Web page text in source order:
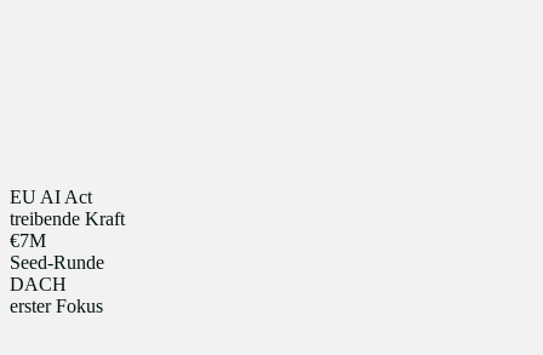
EU AI Act
treibende Kraft
€7M
Seed-Runde
DACH
erster Fokus